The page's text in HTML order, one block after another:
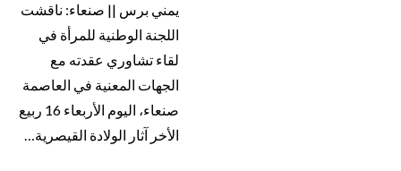
يمني برس || صنعاء: ناقشت
اللجنة الوطنية للمرأة في
لقاء تشاوري عقدته مع
الجهات المعنية في العاصمة
صنعاء، اليوم الأربعاء 16 ربيع
الأخر آثار الولادة القيصرية…